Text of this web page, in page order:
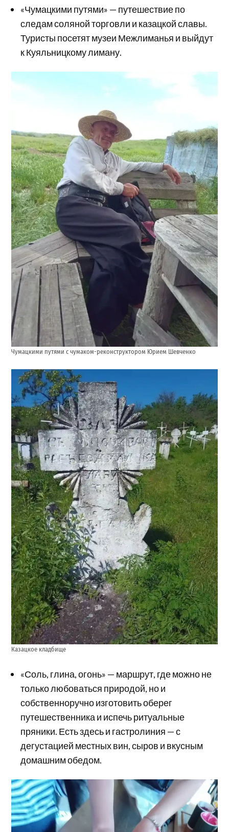
«Чумацкими путями» — путешествие по
следам соляной торговли и казацкой славы.
Туристы посетят музеи Межлиманья и выйдут
к Куяльницкому лиману.
Чумацкими путями с чумаком-реконструктором Юрием Шевченко
Казацкое кладбище
«Соль, глина, огонь» — маршрут, где можно не
только любоваться природой, но и
собственноручно изготовить оберег
путешественника и испечь ритуальные
пряники. Есть здесь и гастролиния — с
дегустацией местных вин, сыров и вкусным
домашним обедом.